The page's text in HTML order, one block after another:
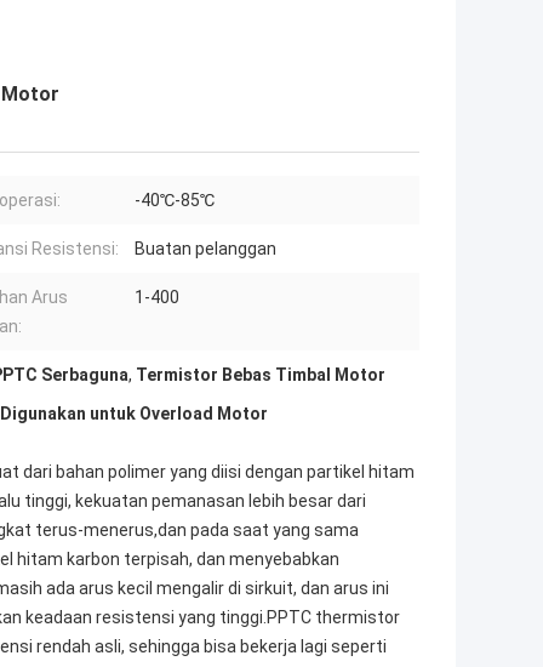
Motor
-40℃-85℃
Resistensi: Buatan pelanggan
Arus
1-400
Serbaguna, Termistor Bebas Timbal Motor
untuk Overload Motor
dari bahan polimer yang diisi dengan partikel hitam
tinggi, kekuatan pemanasan lebih besar dari
terus-menerus,dan pada saat yang sama
hitam karbon terpisah, dan menyebabkan
ada arus kecil mengalir di sirkuit, dan arus ini
keadaan resistensi yang tinggi.PPTC thermistor
rendah asli, sehingga bisa bekerja lagi seperti